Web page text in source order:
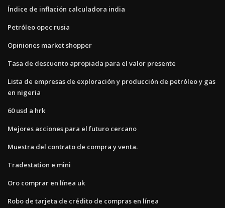
Índice de inflación calculadora india
Petróleo opec rusia
Opiniones market shopper
Tasa de descuento apropiada para el valor presente
Lista de empresas de exploración y producción de petróleo y gas
en nigeria
60 usd a hrk
Mejores acciones para el futuro cercano
Muestra del contrato de compra y venta.
Tradestation e mini
Oro comprar en línea uk
Robo de tarjeta de crédito de compras en línea